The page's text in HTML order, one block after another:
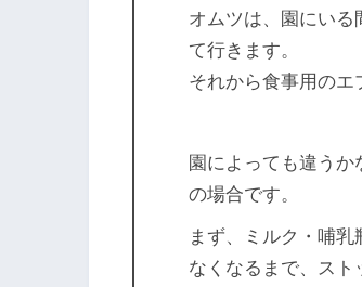
オムツは、園にいる
て行きます。
それから食事用のエ
園によっても違う
の場合です。
まず、ミルク・哺
なくなるまで、ス